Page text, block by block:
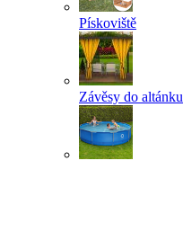
Pískoviště
Závěsy do altánku